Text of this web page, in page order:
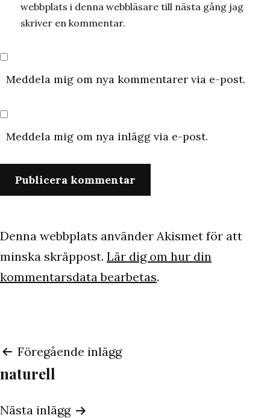
webbplats i denna webbläsare till nästa gång jag
skriver en kommentar.
Meddela mig om nya kommentarer via e-post.
Meddela mig om nya inlägg via e-post.
Denna webbplats använder Akismet för att
minska skräppost. Lär dig om hur din
kommentarsdata bearbetas.
Inläggsnavigering
Föregående inlägg
naturell
Nästa inlägg